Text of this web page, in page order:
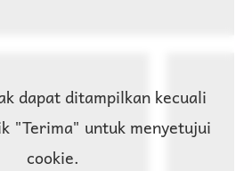
dapat ditampilkan kecuali
"Terima" untuk menyetujui
cookie.